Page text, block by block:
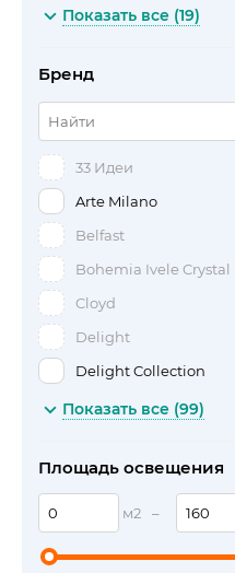
Классический
Минимализм
Модерн
Морской
Неоклассика
Современный
Тиффани
Хай-тек
Показать все (19)
Бренд
33 Идеи
Arte Milano
Belfast
Bohemia Ivele Crystal
Cloyd
Delight
Delight Collection
Dio D'Arte
Elstead Lighting
Показать все (99)
Площадь освещения
м2 –